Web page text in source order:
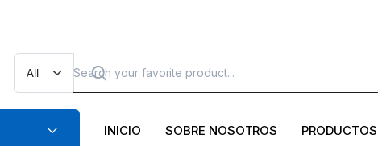
INICIO SOBRE NOSOTROS PRODUCTOS